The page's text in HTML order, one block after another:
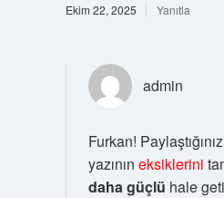
Ekim 22, 2025 Yanıtla
admin
Furkan!
yazının eksiklerini
daha güçlü hale